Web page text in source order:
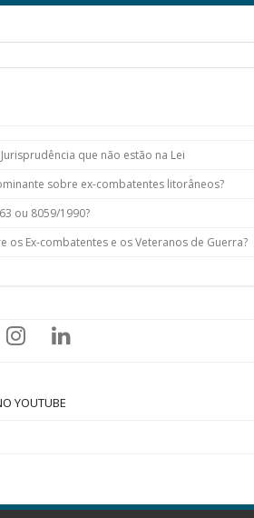
que não estão na Lei
sobre ex-combatentes litorâneos?
ou 8059/1990?
os Ex-combatentes e os Veteranos de Guerra?
YOUTUBE